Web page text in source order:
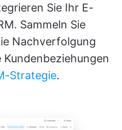
Sie Ihr E-
Sammeln Sie
Nachverfolgung
Strategie.